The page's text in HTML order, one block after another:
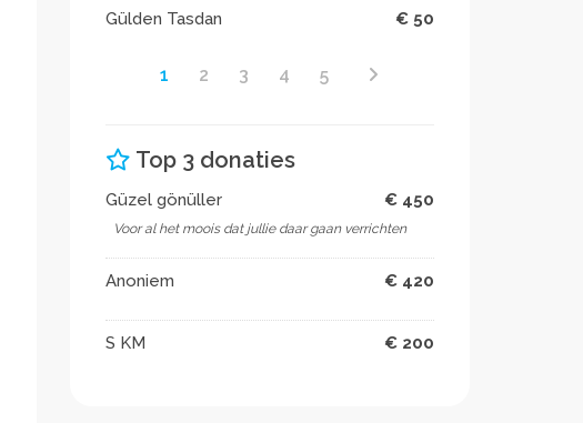
Gülden Tasdan € 50
1 2 3 4 5
Top 3 donaties
Güzel gönüller € 450
Voor al het moois dat jullie daar gaan verrichten ️
Anoniem € 420
S KM € 200